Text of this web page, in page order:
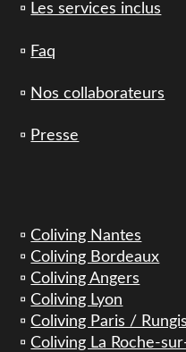
▫️ Les services inclus
▫️ Faq
▫️ Nos collaborateurs
▫️ Presse
▫️Coliving Nantes
▫️Coliving Bordeaux
▫️Coliving Angers
▫️Coliving Lyon
▫️Coliving Paris / Rungis
▫️Coliving La Roche-